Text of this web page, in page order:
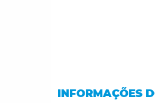
INFORMAÇÕES